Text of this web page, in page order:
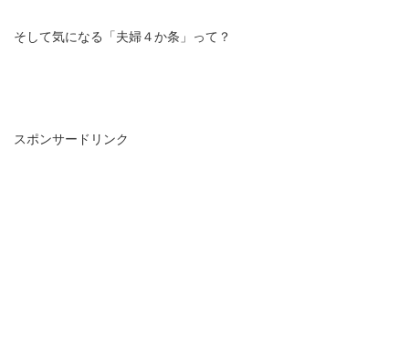
そして気になる「夫婦４か条」って？
スポンサードリンク